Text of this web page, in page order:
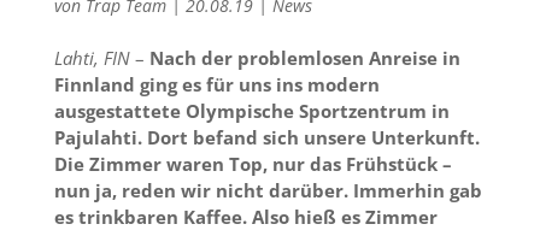
von Trap Team| 20.08.19| News
Lahti, FIN– Nach der problemlosen Anreise in
Finnland ging es für uns ins modern
ausgestattete Olympische Sportzentrum in
Pajulahti. Dort befand sich unsere Unterkunft.
Die Zimmer waren Top, nur das Frühstück –
nun ja, reden wir nicht darüber. Immerhin gab
es trinkbaren Kaffee. Also hieß es Zimmer